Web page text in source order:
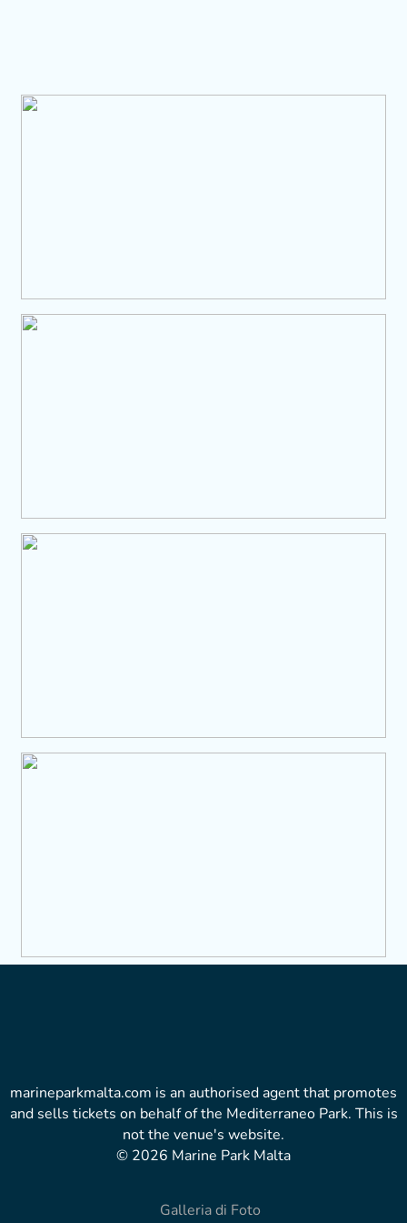
marineparkmalta.com is an authorised agent that promotes
and sells tickets on behalf of the Mediterraneo Park. This is
not the venue's website.
© 2026 Marine Park Malta
Galleria di Foto